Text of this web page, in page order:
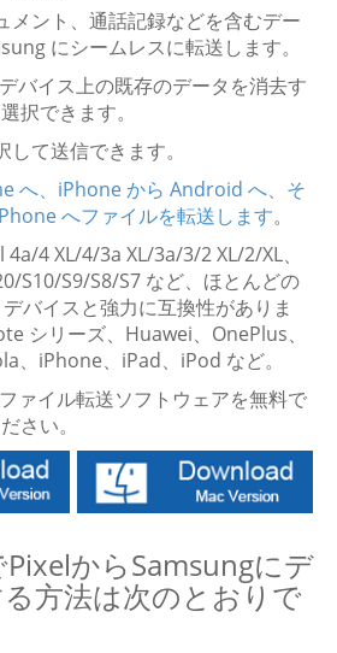
メント、通話記録などを含むデー
にシームレスに転送します。
バイス上の既存のデータを消去す
択できます。
て送信できます。
へ、iPhone から Android へ、そ
へファイルを転送します。
4 XL/4/3a XL/3a/3/2 XL/2/XL、
S10/S9/S8/S7 など、ほとんどの
バイスと強力に互換性がありま
シリーズ、Huawei、OnePlus、
、iPhone、iPad、iPod など。
ァイル転送ソフトウェアを無料で
さい。
からSamsungにデ
方法は次のとおりで